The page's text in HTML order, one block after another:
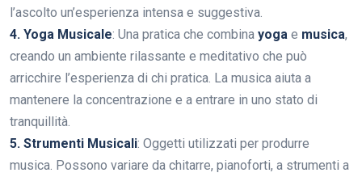
l’ascolto un’esperienza intensa e suggestiva.
4. Yoga Musicale: Una pratica che combina yoga e musica,
creando un ambiente rilassante e meditativo che può
arricchire l’esperienza di chi pratica. La musica aiuta a
mantenere la concentrazione e a entrare in uno stato di
tranquillità.
5. Strumenti Musicali: Oggetti utilizzati per produrre
musica. Possono variare da chitarre, pianoforti, a strumenti a